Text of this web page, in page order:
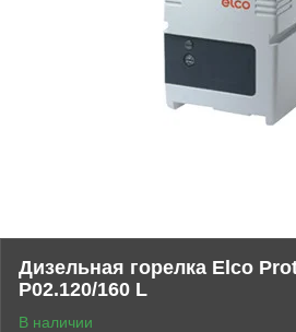
Дизельная горелка Elco
P02.120/160 L
В наличии